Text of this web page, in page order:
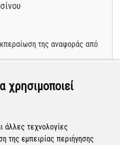
χρησιμοποιεί
άλλες τεχνολογίες
της εμπειρίας περιήγησης
της αναφοράς από